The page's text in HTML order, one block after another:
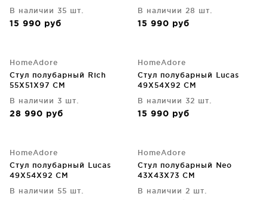
В наличии 35 шт.
15 990 руб
В наличии 28 шт.
15 990 руб
HomeAdore
Стул полубарный Rich
55X51X97 CM
В наличии 3 шт.
28 990 руб
HomeAdore
Стул полубарный Lucas
49X54X92 CM
В наличии 32 шт.
15 990 руб
HomeAdore
Стул полубарный Lucas
49X54X92 CM
В наличии 55 шт.
HomeAdore
Стул полубарный Neo
43X43X73 CM
В наличии 2 шт.